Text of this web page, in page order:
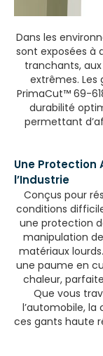
Dans les
sont exposées à
tranchants,
extrêmes. Les
PrimaCut™ 69-
durabilité
permettant
Une Protection
l’Industrie
Conçus pour
conditions
une protection
manipulation
matériaux
une paume en
chaleur,
Que vous
l’automobile,
ces gants haute